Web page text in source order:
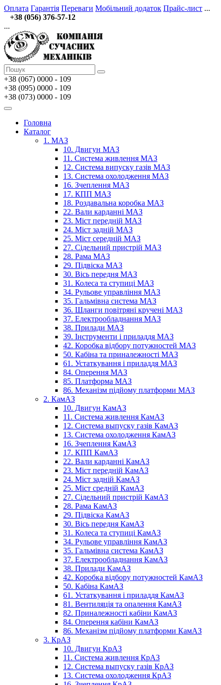
Оплата Гарантія Переваги Мобільний додаток Прайс-лист ...
+38 (056) 376-57-12
...
+38 (067) 0000 - 109
+38 (095) 0000 - 109
+38 (073) 0000 - 109
Головна
Каталог
1. МАЗ
10. Двигун МАЗ
11. Система живлення МАЗ
12. Система випуску газів МАЗ
13. Система охолодження МАЗ
16. Зчеплення МАЗ
17. КПП МАЗ
18. Роздавальна коробка МАЗ
22. Вали карданні МАЗ
23. Міст передній МАЗ
24. Міст задній МАЗ
25. Міст середній МАЗ
27. Сідельний пристрій МАЗ
28. Рама МАЗ
29. Підвіска МАЗ
30. Вісь передня МАЗ
31. Колеса та ступиці МАЗ
34. Рульове управління МАЗ
35. Гальмівна система МАЗ
36. Шланги повітряні кручені МАЗ
37. Електрообладнання МАЗ
38. Прилади МАЗ
39. Інструменти і приладдя МАЗ
42. Коробка відбору потужностей МАЗ
50. Кабіна та приналежності МАЗ
61. Устаткування і приладдя МАЗ
84. Оперення МАЗ
85. Платформа МАЗ
86. Механізм підйому платформи МАЗ
2. КамАЗ
10. Двигун КамАЗ
11. Система живлення КамАЗ
12. Система выпуску газів КамАЗ
13. Система охолодження КамАЗ
16. Зчеплення КамАЗ
17. КПП КамАЗ
22. Вали карданні КамАЗ
23. Міст передній КамАЗ
24. Міст задній КамАЗ
25. Міст средній КамАЗ
27. Сідельний пристрій КамАЗ
28. Рама КамАЗ
29. Підвіска КамАЗ
30. Вісь передня КамАЗ
31. Колеса та ступиці КамАЗ
34. Рульове управління КамАЗ
35. Гальмівна система КамАЗ
37. Електрообладнання КамАЗ
38. Прилади КамАЗ
42. Коробка відбору потужностей КамАЗ
50. Кабіна КамАЗ
61. Устаткування і приладдя КамАЗ
81. Вентиляція та опалення КамАЗ
82. Приналежності кабіни КамАЗ
84. Оперення кабіни КамАЗ
86. Механізм підйому платформи КамАЗ
3. КрАЗ
10. Двигун КрАЗ
11. Система живлення КрАЗ
12. Система выпуску газів КрАЗ
13. Система охолодження КрАЗ